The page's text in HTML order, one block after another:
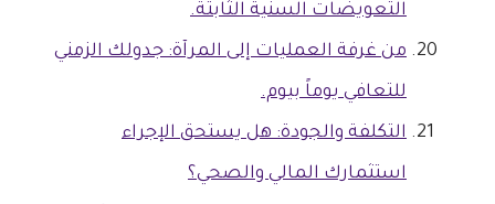
التعويضات السنية الثابتة.
من غرفة العمليات إلى المرآة: جدولك الزمني
للتعافي يوماً بيوم.
التكلفة والجودة: هل يستحق الإجراء
استثمارك المالي والصحي؟